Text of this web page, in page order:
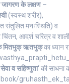
जागरण के लक्षण–
(स्वस्थ शरीर),
संतुलित मनःस्थिति) व
आदर्श चरित्र व
मितभुक् ऋतभुक्का ध्यान
व सहिष्णुता‘ की साधना